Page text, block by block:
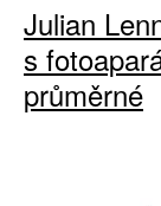
Julian
s
průměrné